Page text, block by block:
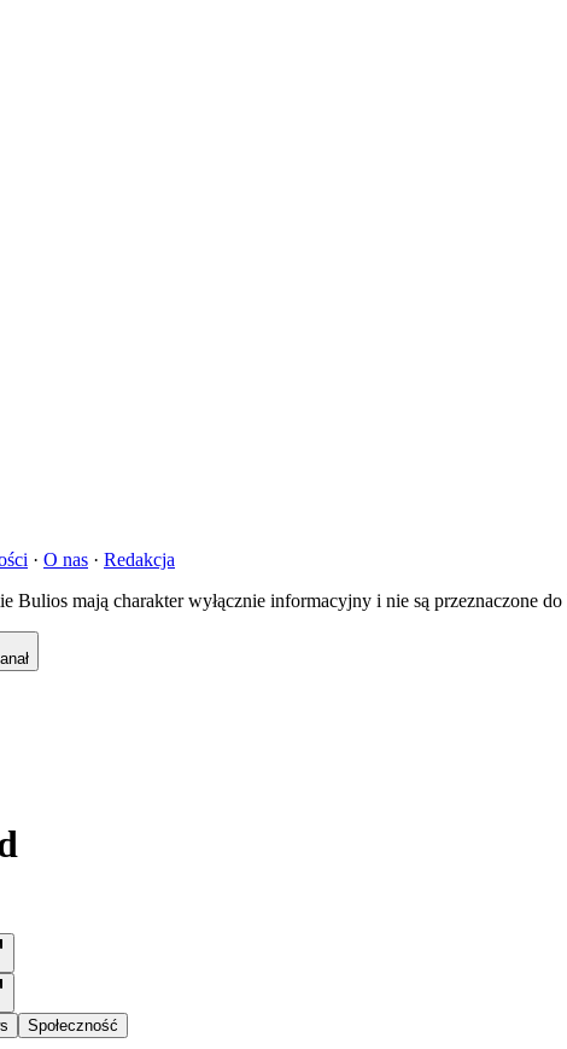
· O nas · Redakcja
Bulios mają charakter wyłącznie informacyjny i nie są przeznaczone
Społeczność